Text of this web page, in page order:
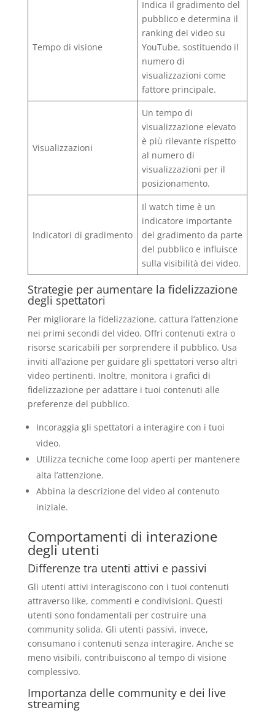
Tempo di visione
Indica il gradimento del
pubblico e determina il
ranking dei video su
YouTube, sostituendo il
numero di
visualizzazioni come
fattore principale.
Visualizzazioni
Un tempo di
visualizzazione elevato
è più rilevante rispetto
al numero di
visualizzazioni per il
posizionamento.
Indicatori di gradimento
Il watch time è un
indicatore importante
del gradimento da parte
del pubblico e influisce
sulla visibilità dei video.
Strategie per aumentare la fidelizzazione
degli spettatori
Per migliorare la fidelizzazione, cattura l’attenzione
nei primi secondi del video. Offri contenuti extra o
risorse scaricabili per sorprendere il pubblico. Usa
inviti all’azione per guidare gli spettatori verso altri
video pertinenti. Inoltre, monitora i grafici di
fidelizzazione per adattare i tuoi contenuti alle
preferenze del pubblico.
Incoraggia gli spettatori a interagire con i tuoi
video.
Utilizza tecniche come loop aperti per mantenere
alta l’attenzione.
Abbina la descrizione del video al contenuto
iniziale.
Comportamenti di interazione
degli utenti
Differenze tra utenti attivi e passivi
Gli utenti attivi interagiscono con i tuoi contenuti
attraverso like, commenti e condivisioni. Questi
utenti sono fondamentali per costruire una
community solida. Gli utenti passivi, invece,
consumano i contenuti senza interagire. Anche se
meno visibili, contribuiscono al tempo di visione
complessivo.
Importanza delle community e dei live
streaming